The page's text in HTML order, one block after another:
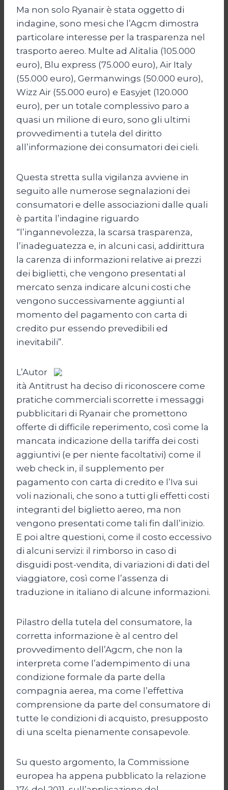
Ma non solo Ryanair è stata oggetto di
indagine, sono mesi che l’Agcm dimostra
particolare interesse per la trasparenza nel
trasporto aereo. Multe ad Alitalia (105.000
euro), Blu express (75.000 euro), Air Italy
(55.000 euro), Germanwings (50.000 euro),
Wizz Air (55.000 euro) e Easyjet (120.000
euro), per un totale complessivo paro a
quasi un milione di euro, sono gli ultimi
provvedimenti a tutela del diritto
all’informazione dei consumatori dei cieli.
Questa stretta sulla vigilanza avviene in
seguito alle numerose segnalazioni dei
consumatori e delle associazioni dalle quali
è partita l’indagine riguardo
“l’ingannevolezza, la scarsa trasparenza,
l’inadeguatezza e, in alcuni casi, addirittura
la carenza di informazioni relative ai prezzi
dei biglietti, che vengono presentati al
mercato senza indicare alcuni costi che
vengono successivamente aggiunti al
momento del pagamento con carta di
credito pur essendo prevedibili ed
inevitabili”.
L’Autor
ità Antitrust ha deciso di riconoscere come
pratiche commerciali scorrette i messaggi
pubblicitari di Ryanair che promettono
offerte di difficile reperimento, così come la
mancata indicazione della tariffa dei costi
aggiuntivi (e per niente facoltativi) come il
web check in, il supplemento per
pagamento con carta di credito e l’Iva sui
voli nazionali, che sono a tutti gli effetti costi
integranti del biglietto aereo, ma non
vengono presentati come tali fin dall’inizio.
E poi altre questioni, come il costo eccessivo
di alcuni servizi: il rimborso in caso di
disguidi post-vendita, di variazioni di dati del
viaggiatore, così come l’assenza di
traduzione in italiano di alcune informazioni.
Pilastro della tutela del consumatore, la
corretta informazione è al centro del
provvedimento dell’Agcm, che non la
interpreta come l’adempimento di una
condizione formale da parte della
compagnia aerea, ma come l’effettiva
comprensione da parte del consumatore di
tutte le condizioni di acquisto, presupposto
di una scelta pienamente consapevole.
Su questo argomento, la Commissione
europea ha appena pubblicato la relazione